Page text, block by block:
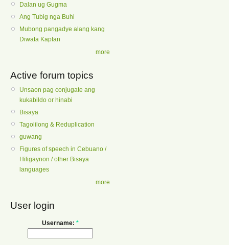
Dalan ug Gugma
Ang Tubig nga Buhi
Mubong pangadye alang kang
Diwata Kaptan
more
Active forum topics
Unsaon pag conjugate ang
kukabildo or hinabi
Bisaya
Tagolilong & Reduplication
guwang
Figures of speech in Cebuano /
Hiligaynon / other Bisaya
languages
more
User login
Username: *